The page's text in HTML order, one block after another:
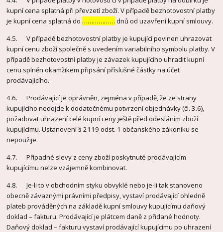
kupní cena splatná při převzetí zboží. V případě bezhotovostní platby
je kupní cena splatná do ……………… dnů od uzavření kupní smlouvy.
4.5. V případě bezhotovostní platby je kupující povinen uhrazovat
kupní cenu zboží společně s uvedením variabilního symbolu platby. V
případě bezhotovostní platby je závazek kupujícího uhradit kupní
cenu splněn okamžikem připsání příslušné částky na účet
prodávajícího.
4.6. Prodávající je oprávněn, zejména v případě, že ze strany
kupujícího nedojde k dodatečnému potvrzení objednávky (čl. 3.6),
požadovat uhrazení celé kupní ceny ještě před odesláním zboží
kupujícímu. Ustanovení § 2119 odst. 1 občanského zákoníku se
nepoužije.
4.7. Případné slevy z ceny zboží poskytnuté prodávajícím
kupujícímu nelze vzájemně kombinovat.
4.8. Je-li to v obchodním styku obvyklé nebo je-li tak stanoveno
obecně závaznými právními předpisy, vystaví prodávající ohledně
plateb prováděných na základě kupní smlouvy kupujícímu daňový
doklad – fakturu. Prodávající je plátcem daně z přidané hodnoty.
Daňový doklad – fakturu vystaví prodávající kupujícímu po uhrazení